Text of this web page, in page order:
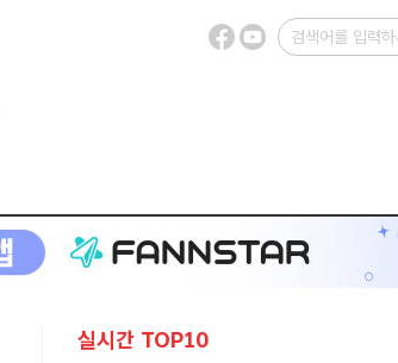
실시간 TOP10